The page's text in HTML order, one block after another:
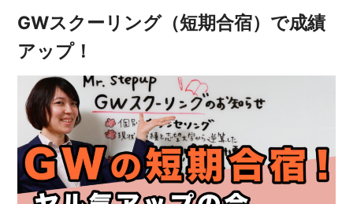
GWスクーリング（短期合宿）で成績
アップ！